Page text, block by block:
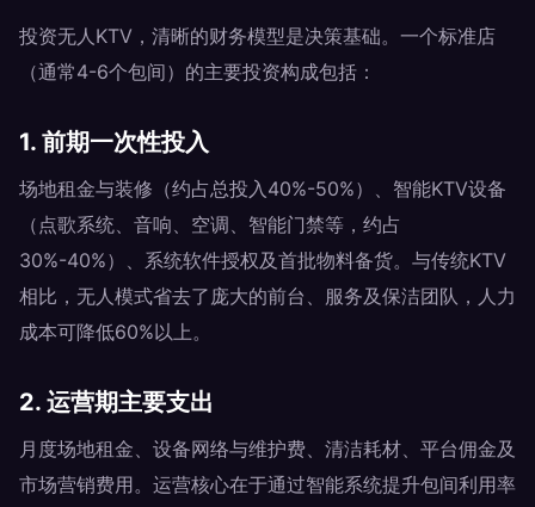
投资无人KTV，清晰的财务模型是决策基础。一个标准店
（通常4-6个包间）的主要投资构成包括：
1. 前期一次性投入
场地租金与装修（约占总投入40%-50%）、智能KTV设备
（点歌系统、音响、空调、智能门禁等，约占
30%-40%）、系统软件授权及首批物料备货。与传统KTV
相比，无人模式省去了庞大的前台、服务及保洁团队，人力
成本可降低60%以上。
2. 运营期主要支出
月度场地租金、设备网络与维护费、清洁耗材、平台佣金及
市场营销费用。运营核心在于通过智能系统提升包间利用率